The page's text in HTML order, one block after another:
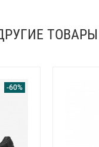
ТОВАРЫ
-60%